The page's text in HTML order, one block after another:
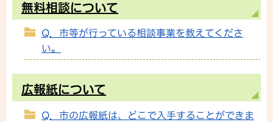
無料相談について
Q．市等が行っている相談事業を教えてくださ
い。
広報紙について
Q．市の広報紙は、どこで入手することができま